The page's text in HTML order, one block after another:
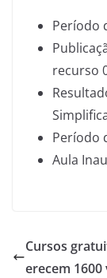
Período
recurso
Período
Aula
Cursos
erecem 1600